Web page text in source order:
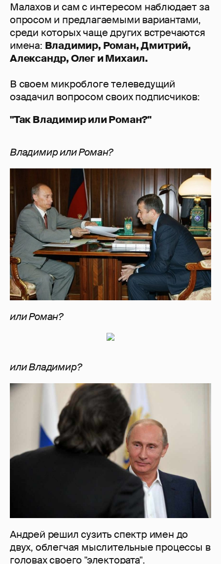
Малахов и сам с интересом наблюдает за
опросом и предлагаемыми вариантами,
среди которых чаще других встречаются
имена: Владимир, Роман, Дмитрий,
Александр, Олег и Михаил.
В своем микроблоге телеведущий
озадачил вопросом своих подписчиков:
"Так Владимир или Роман?"
Владимир или Роман?
или Роман?
или Владимир?
Андрей решил сузить спектр имен до
двух, облегчая мыслительные процессы в
головах своего "электората".